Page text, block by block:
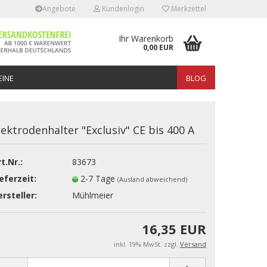
Angebote Kundenlogin
erstellen
vergessen?
Merkzettel
Ihr Warenkorb
0,00 EUR
BLOG
"Exclusiv" CE bis 400 A
83673
2-7 Tage (Ausland abweichend)
Mühlmeier
16,35 EUR
inkl. 19% MwSt. zzgl. Versand